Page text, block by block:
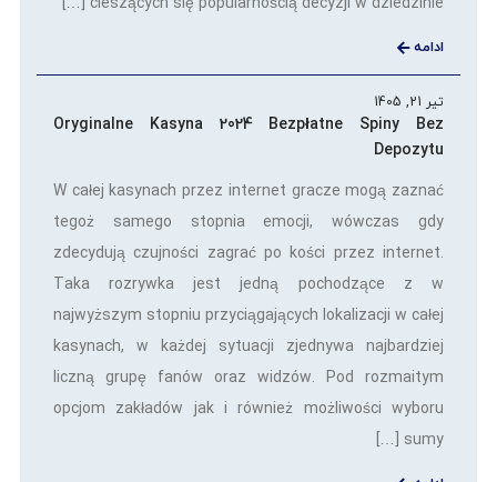
ادامه
تیر 21, 1405
Oryginalne Kasyna 2024 Bezpłatne Spiny Bez
Depozytu
W całej kasynach przez internet gracze mogą zaznać
tegoż samego stopnia emocji, wówczas gdy
zdecydują czujności zagrać po kości przez internet.
Taka rozrywka jest jedną pochodzące z w
najwyższym stopniu przyciągających lokalizacji w całej
kasynach, w każdej sytuacji zjednywa najbardziej
liczną grupę fanów oraz widzów. Pod rozmaitym
opcjom zakładów jak i również możliwości wyboru
sumy […]